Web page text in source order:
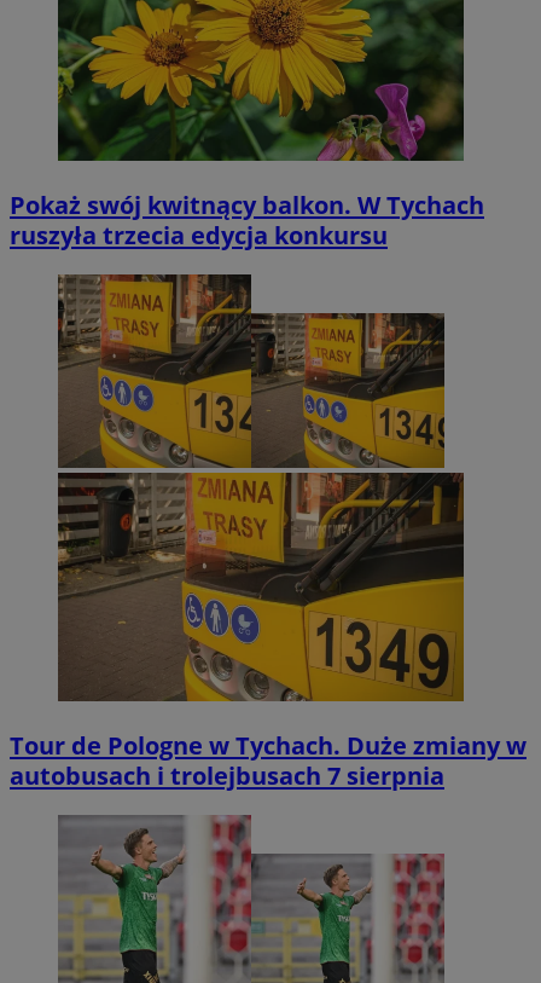
Pokaż swój kwitnący balkon. W Tychach
ruszyła trzecia edycja konkursu
Tour de Pologne w Tychach. Duże zmiany w
autobusach i trolejbusach 7 sierpnia